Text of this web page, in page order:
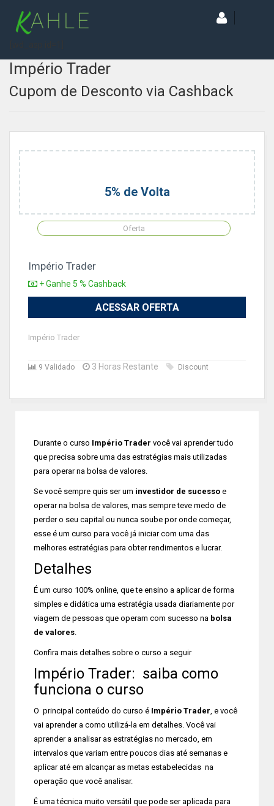
Império Trader
Cupom de Desconto via Cashback
5% de Volta
Oferta
Império Trader
+ Ganhe 5 % Cashback
ACESSAR OFERTA
Império Trader
9 Validado 3 Horas Restante Discount
Durante o curso Império Trader você vai aprender tudo
que precisa sobre uma das estratégias mais utilizadas
para operar na bolsa de valores.
Se você sempre quis ser um investidor de sucesso e
operar na bolsa de valores, mas sempre teve medo de
perder o seu capital ou nunca soube por onde começar,
esse é um curso para você já iniciar com uma das
melhores estratégias para obter rendimentos e lucrar.
Detalhes
É um curso 100% online, que te ensino a aplicar de forma
simples e didática uma estratégia usada diariamente por
viagem de pessoas que operam com sucesso na bolsa
de valores.
Confira mais detalhes sobre o curso a seguir
Império Trader: saiba como
funciona o curso
O principal conteúdo do curso é Império Trader, e você
vai aprender a como utilizá-la em detalhes. Você vai
aprender a analisar as estratégias no mercado, em
intervalos que variam entre poucos dias até semanas e
aplicar até em alcançar as metas estabelecidas na
operação que você analisar.
É uma técnica muito versátil que pode ser aplicada para